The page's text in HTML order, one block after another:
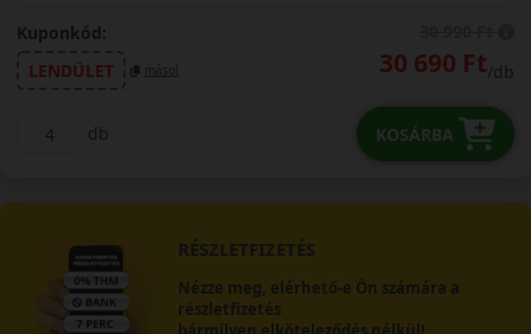
Kuponkód:
LENDÜLET
másol 30 690 Ft/db
db KOSÁRBA
RÉSZLETFIZETÉS
Nézze meg, elérhető-e Ön számára a
részletfizetés